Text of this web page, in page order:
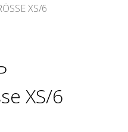
XS/6
XS/6